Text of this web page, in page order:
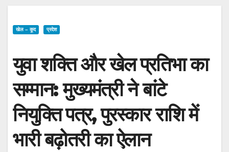
खेल – कूद प्रदेश
युवा शक्ति और खेल प्रतिभा का
सम्मान: मुख्यमंत्री ने बांटे
नियुक्ति पत्र, पुरस्कार राशि में
भारी बढ़ोतरी का ऐलान